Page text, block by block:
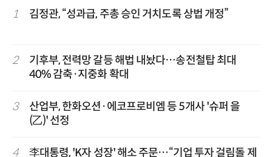
1 김정관, “성과급, 주총 승인 거치도록 상법 개정”
2
기후부, 전력망 갈등 해법 내놨다…송전철탑 최대
40% 감축·지중화 확대
3
산업부, 한화오션·에코프로비엠 등 5개사 '슈퍼 을
(乙)' 선정
4
李대통령, 'K자 성장' 해소 주문…“기업 투자 걸림돌 제